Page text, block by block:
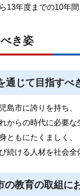
13年度までの10年間
き姿
通じて目指すべ
島市に誇りを持ち、
からの時代に必要な
ともにたくましく、
続ける人材を社会全
の教育の取組に